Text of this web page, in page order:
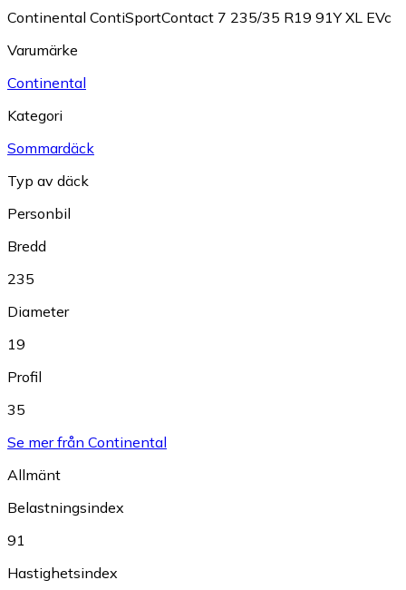
Continental ContiSportContact 7 235/35 R19 91Y XL EVc
Varumärke
Continental
Kategori
Sommardäck
Typ av däck
Personbil
Bredd
235
Diameter
19
Profil
35
Se mer från Continental
Allmänt
Belastningsindex
91
Hastighetsindex